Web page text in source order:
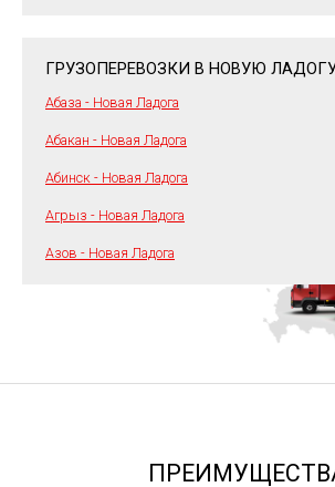
ГРУЗОПЕРЕВОЗКИ В НОВУЮ
Абаза - Новая Ладога
Абакан - Новая Ладога
Абинск - Новая Ладога
Агрыз - Новая Ладога
Азов - Новая Ладога